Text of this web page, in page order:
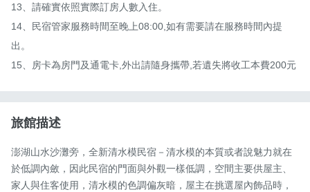
13、請確實依照實際訂房人數入住。
14、民宿管家服務時間至晚上08:00,如有需要請在服務時間內提
出。
15、房卡為房門及通電卡,外出請隨身攜帶,若遺失將收工本費200元
旅館描述
澎湖山水沙灘旁，全新清水模民宿－清水模的本質或者說魅力就在
於低調內斂，因此民宿的門面與外觀一樣低調，空間主要供屋主、
家人與住客使用，清水模的色調偏灰暗，屋主在挑選屋內飾品時，